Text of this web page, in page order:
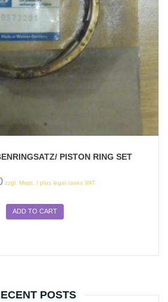
PISTON RING SET
zzgl. Mwst. / plus legal taxes VAT
ADD TO CART
POSTS